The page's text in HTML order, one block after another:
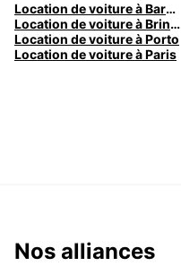
Location de voiture à Barcelone
Location de voiture à Brindisi
Location de voiture à Porto
Location de voiture à Paris
Nos alliances